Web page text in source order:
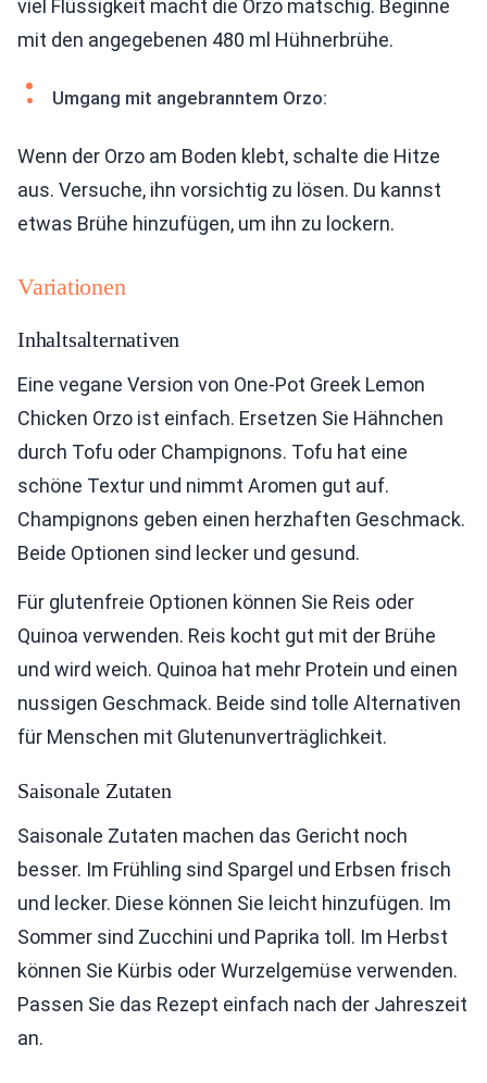
viel Flüssigkeit macht die Orzo matschig. Beginne
mit den angegebenen 480 ml Hühnerbrühe.
Umgang mit angebranntem Orzo:
Wenn der Orzo am Boden klebt, schalte die Hitze
aus. Versuche, ihn vorsichtig zu lösen. Du kannst
etwas Brühe hinzufügen, um ihn zu lockern.
Variationen
Inhaltsalternativen
Eine vegane Version von One-Pot Greek Lemon
Chicken Orzo ist einfach. Ersetzen Sie Hähnchen
durch Tofu oder Champignons. Tofu hat eine
schöne Textur und nimmt Aromen gut auf.
Champignons geben einen herzhaften Geschmack.
Beide Optionen sind lecker und gesund.
Für glutenfreie Optionen können Sie Reis oder
Quinoa verwenden. Reis kocht gut mit der Brühe
und wird weich. Quinoa hat mehr Protein und einen
nussigen Geschmack. Beide sind tolle Alternativen
für Menschen mit Glutenunverträglichkeit.
Saisonale Zutaten
Saisonale Zutaten machen das Gericht noch
besser. Im Frühling sind Spargel und Erbsen frisch
und lecker. Diese können Sie leicht hinzufügen. Im
Sommer sind Zucchini und Paprika toll. Im Herbst
können Sie Kürbis oder Wurzelgemüse verwenden.
Passen Sie das Rezept einfach nach der Jahreszeit
an.